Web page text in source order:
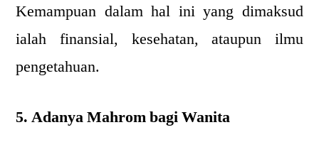
Kemampuan dalam hal ini yang dimaksud
ialah finansial, kesehatan, ataupun ilmu
pengetahuan.
5. Adanya Mahrom bagi Wanita